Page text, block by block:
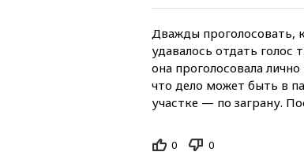
Дважды проголосовать,
удавалось отдать голос
она проголосовала
что дело может быть в
участке — по заграну.
0 0